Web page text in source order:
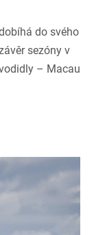
do svého
sezóny v
– Macau